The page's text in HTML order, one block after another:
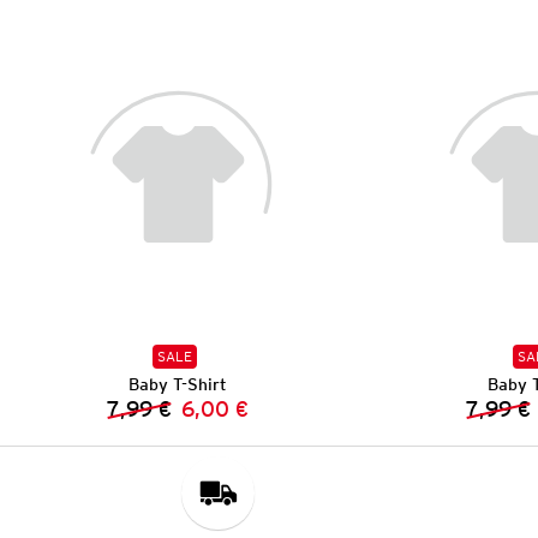
SALE
Baby T-Shirt
Vorheriger Preis:
7,99 € Neuer Preis:
6,00 €
Baby
7,99 €